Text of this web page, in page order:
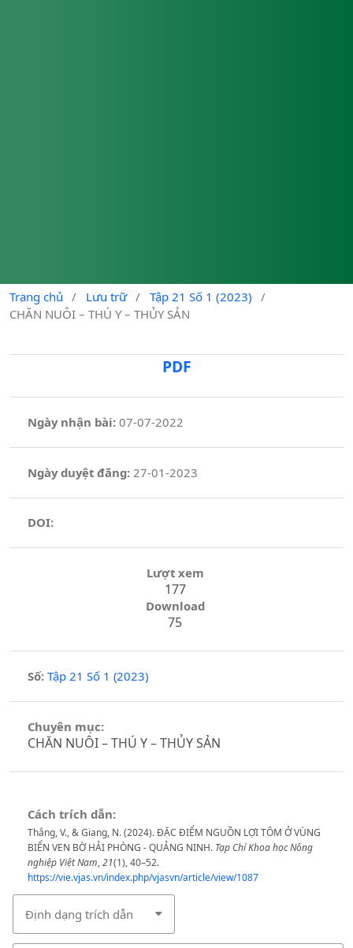
Trang chủ / Lưu trữ / Tập 21 Số 1 (2023)
/
CHĂN NUÔI – THÚ Y – THỦY SẢN
PDF
Ngày nhận bài: 07-07-2022
Ngày duyệt đăng:27-01-2023
DOI:
Lượt xem
177
Download
75
Số: Tập 21 Số 1 (2023)
Chuyên mục:
CHĂN NUÔI – THÚ Y – THỦY SẢN
Cách trích dẫn:
Thắng, V., & Giang, N. (2024). ĐẶC ĐIỂM NGUỒN LỢI TÔM Ở VÙNG
BIỂN VEN BỜ HẢI PHÒNG - QUẢNG NINH. Tạp Chí Khoa học Nông
nghiệp Việt Nam,21(1), 40–52.
https://vie.vjas.vn/index.php/vjasvn/article/view/1087
Định dạng trích dẫn